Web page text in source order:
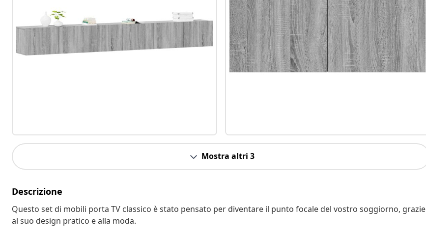
Mostra altri 3
Descrizione
Questo set di mobili porta TV classico è stato pensato per diventare il punto focale del vostro soggiorno, grazie
al suo design pratico e alla moda.